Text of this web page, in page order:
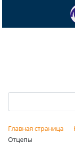
Главная страница
Отцепы